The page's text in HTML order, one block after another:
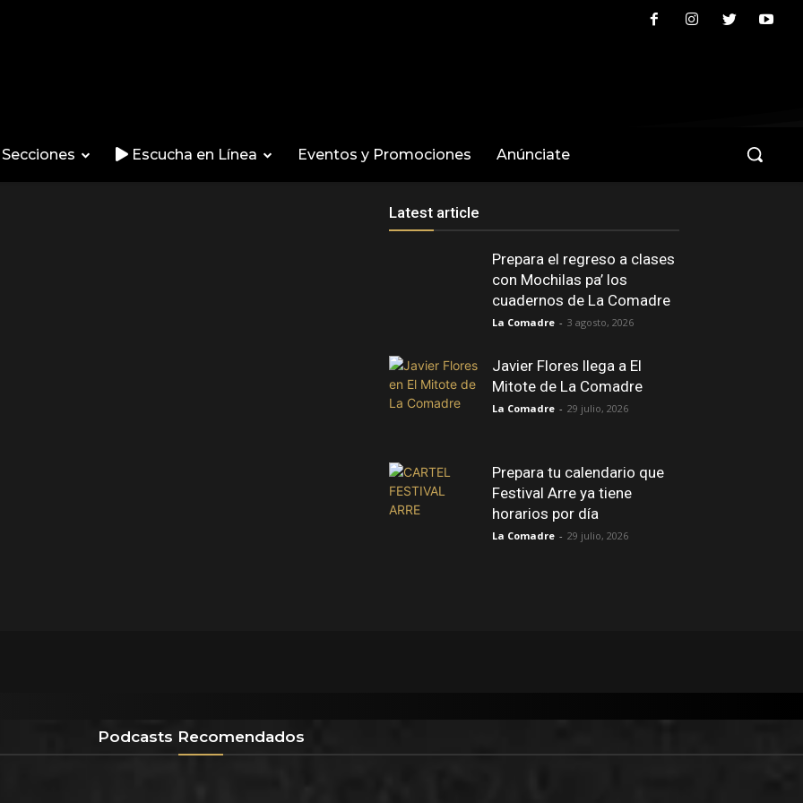
Secciones Escucha en Línea Eventos y Promociones Anúnciate
Latest article
Prepara el regreso a clases
con Mochilas pa’ los
cuadernos de La Comadre
La Comadre - 3 agosto, 2026
Javier Flores llega a El
Mitote de La Comadre
La Comadre - 29 julio, 2026
Prepara tu calendario que
Festival Arre ya tiene
horarios por día
La Comadre - 29 julio, 2026
Podcasts Recomendados